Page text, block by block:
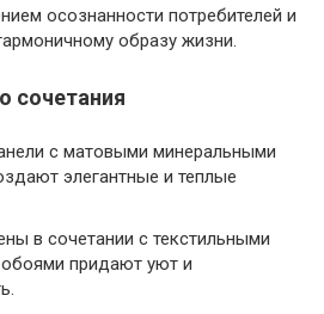
осознанности потребителей и
образу жизни.
сочетания
с матовыми минеральными
элегантные и теплые
в сочетании с текстильными
придают уют и